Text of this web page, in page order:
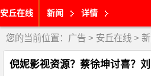
安丘在线 新闻 详情
您的当前位置： 广告 > 安丘在线 >
倪妮影视资源？蔡徐坤讨喜？刘